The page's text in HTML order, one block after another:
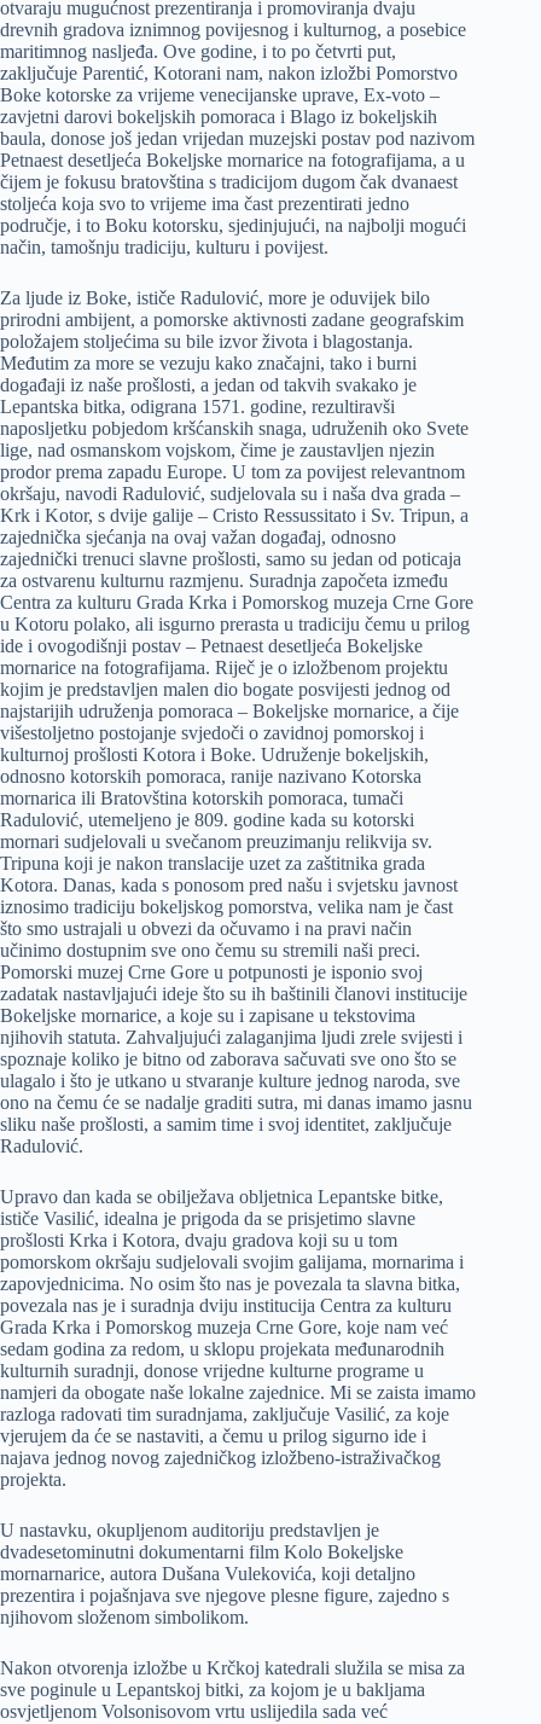
otvaraju mugućnost prezentiranja i promoviranja dvaju
drevnih gradova iznimnog povijesnog i kulturnog, a posebice
maritimnog nasljeđa. Ove godine, i to po četvrti put,
zaključuje Parentić, Kotorani nam, nakon izložbi Pomorstvo
Boke kotorske za vrijeme venecijanske uprave, Ex-voto –
zavjetni darovi bokeljskih pomoraca i Blago iz bokeljskih
baula, donose još jedan vrijedan muzejski postav pod nazivom
Petnaest desetljeća Bokeljske mornarice na fotografijama, a u
čijem je fokusu bratovština s tradicijom dugom čak dvanaest
stoljeća koja svo to vrijeme ima čast prezentirati jedno
područje, i to Boku kotorsku, sjedinjujući, na najbolji mogući
način, tamošnju tradiciju, kulturu i povijest.
Za ljude iz Boke, ističe Radulović, more je oduvijek bilo
prirodni ambijent, a pomorske aktivnosti zadane geografskim
položajem stoljećima su bile izvor života i blagostanja.
Međutim za more se vezuju kako značajni, tako i burni
događaji iz naše prošlosti, a jedan od takvih svakako je
Lepantska bitka, odigrana 1571. godine, rezultiravši
naposljetku pobjedom kršćanskih snaga, udruženih oko Svete
lige, nad osmanskom vojskom, čime je zaustavljen njezin
prodor prema zapadu Europe. U tom za povijest relevantnom
okršaju, navodi Radulović, sudjelovala su i naša dva grada –
Krk i Kotor, s dvije galije – Cristo Ressussitato i Sv. Tripun, a
zajednička sjećanja na ovaj važan događaj, odnosno
zajednički trenuci slavne prošlosti, samo su jedan od poticaja
za ostvarenu kulturnu razmjenu. Suradnja započeta između
Centra za kulturu Grada Krka i Pomorskog muzeja Crne Gore
u Kotoru polako, ali isgurno prerasta u tradiciju čemu u prilog
ide i ovogodišnji postav – Petnaest desetljeća Bokeljske
mornarice na fotografijama. Riječ je o izložbenom projektu
kojim je predstavljen malen dio bogate posvijesti jednog od
najstarijih udruženja pomoraca – Bokeljske mornarice, a čije
višestoljetno postojanje svjedoči o zavidnoj pomorskoj i
kulturnoj prošlosti Kotora i Boke. Udruženje bokeljskih,
odnosno kotorskih pomoraca, ranije nazivano Kotorska
mornarica ili Bratovština kotorskih pomoraca, tumači
Radulović, utemeljeno je 809. godine kada su kotorski
mornari sudjelovali u svečanom preuzimanju relikvija sv.
Tripuna koji je nakon translacije uzet za zaštitnika grada
Kotora. Danas, kada s ponosom pred našu i svjetsku javnost
iznosimo tradiciju bokeljskog pomorstva, velika nam je čast
što smo ustrajali u obvezi da očuvamo i na pravi način
učinimo dostupnim sve ono čemu su stremili naši preci.
Pomorski muzej Crne Gore u potpunosti je isponio svoj
zadatak nastavljajući ideje što su ih baštinili članovi institucije
Bokeljske mornarice, a koje su i zapisane u tekstovima
njihovih statuta. Zahvaljujući zalaganjima ljudi zrele svijesti i
spoznaje koliko je bitno od zaborava sačuvati sve ono što se
ulagalo i što je utkano u stvaranje kulture jednog naroda, sve
ono na čemu će se nadalje graditi sutra, mi danas imamo jasnu
sliku naše prošlosti, a samim time i svoj identitet, zaključuje
Radulović.
Upravo dan kada se obilježava obljetnica Lepantske bitke,
ističe Vasilić, idealna je prigoda da se prisjetimo slavne
prošlosti Krka i Kotora, dvaju gradova koji su u tom
pomorskom okršaju sudjelovali svojim galijama, mornarima i
zapovjednicima. No osim što nas je povezala ta slavna bitka,
povezala nas je i suradnja dviju institucija Centra za kulturu
Grada Krka i Pomorskog muzeja Crne Gore, koje nam već
sedam godina za redom, u sklopu projekata međunarodnih
kulturnih suradnji, donose vrijedne kulturne programe u
namjeri da obogate naše lokalne zajednice. Mi se zaista imamo
razloga radovati tim suradnjama, zaključuje Vasilić, za koje
vjerujem da će se nastaviti, a čemu u prilog sigurno ide i
najava jednog novog zajedničkog izložbeno-istraživačkog
projekta.
U nastavku, okupljenom auditoriju predstavljen je
dvadesetominutni dokumentarni film Kolo Bokeljske
mornarnarice, autora Dušana Vulekovića, koji detaljno
prezentira i pojašnjava sve njegove plesne figure, zajedno s
njihovom složenom simbolikom.
Nakon otvorenja izložbe u Krčkoj katedrali služila se misa za
sve poginule u Lepantskoj bitki, za kojom je u bakljama
osvjetljenom Volsonisovom vrtu uslijedila sada već